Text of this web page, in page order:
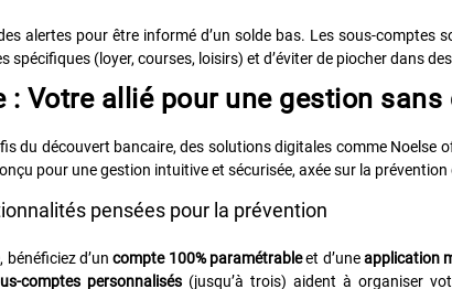
alertes pour être informé d’un solde bas. Les sous-comptes
spécifiques (loyer, courses, loisirs) et d’éviter de piocher dans
: Votre allié pour une gestion
du découvert bancaire, des solutions digitales comme Noelse
pour une gestion intuitive et sécurisée, axée sur la
pensées pour la prévention
bénéficiez d’uncompte 100% paramétrableet d’uneapplication
comptes personnalisés (jusqu’à trois) aident à organiser